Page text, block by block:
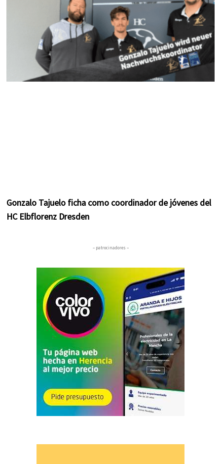
m t
Gonzalo Tajuelo ficha como coordinador de jóvenes del
HC Elbflorenz Dresden
– patrocinadores –